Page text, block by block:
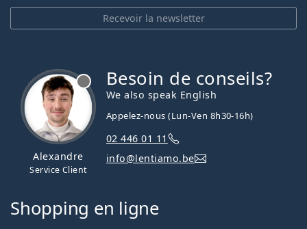
Recevoir la newsletter
Alexandre
Service Client
Besoin de conseils?
We also speak English
Appelez-nous (Lun-Ven 8h30-16h)
02 446 01 11
info@lentiamo.be
Shopping en ligne